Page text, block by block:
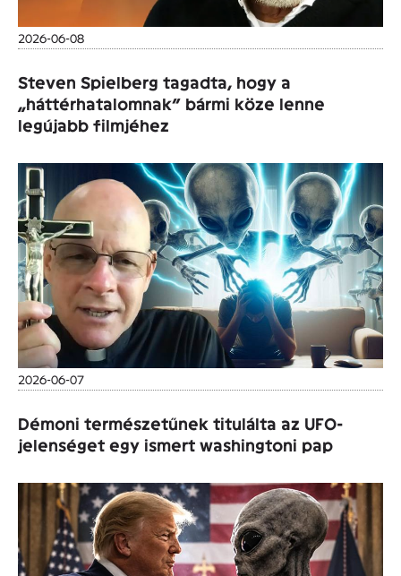
2026-06-08
Steven Spielberg tagadta, hogy a
„háttérhatalomnak” bármi köze lenne
legújabb filmjéhez
2026-06-07
Démoni természetűnek titulálta az UFO-
jelenséget egy ismert washingtoni pap